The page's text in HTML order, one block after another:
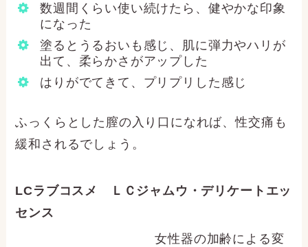
数週間くらい使い続けたら、健やかな印象
になった
塗るとうるおいも感じ、肌に弾力やハリが
出て、柔らかさがアップした
はりがでてきて、プリプリした感じ
ふっくらとした膣の入り口になれば、性交痛も
緩和されるでしょう。
LCラブコスメ ＬＣジャムウ・デリケートエッ
センス
女性器の加齢による変